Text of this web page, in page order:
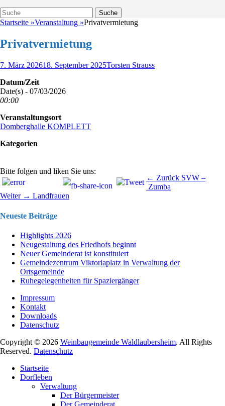
Suche
Suche
nach:
Startseite »Veranstaltung »Privatvermietung
Privatvermietung
Veröffentlicht
7. März 202618. September 2025Autor
Torsten Strauss
Datum/Zeit
Date(s) - 07/03/2026
00:00
Veranstaltungsort
Domberghalle KOMPLETT
Kategorien
Bitte folgen und liken Sie uns:
Beitragsnavigation ← Zurück SVW –
Zumba
Weiter → Nächster
Landfrauen
Neueste Beiträge
Highlights 2026
Neugestaltung des Friedhofs beginnt
Neuer Gemeinderat ist konstituiert
Gemeindezentrum Viktoriaplatz in Verwaltung der
Ortsgemeinde
Ruhegelegenheiten für Spaziergänger
Impressum
Kontakt
Downloads
Datenschutz
Copyright © 2026 Weinbaugemeinde Waldlaubersheim. All Rights
Reserved. Datenschutz
oben
scrollen
Startseite
Dorfleben
Verwaltung
Der Bürgermeister
Der Gemeinderat